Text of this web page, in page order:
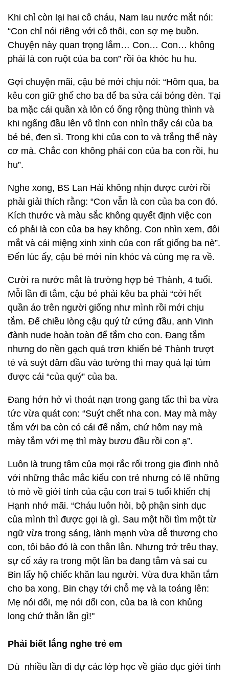
Khi chỉ còn lại hai cô cháu, Nam lau nước mắt nói:
“Con chỉ nói riêng với cô thôi, con sợ mẹ buồn.
Chuyện này quan trọng lắm… Con… Con… không
phải là con ruột của ba con” rồi òa khóc hu hu.
Gợi chuyện mãi, cậu bé mới chịu nói: “Hôm qua, ba
kêu con giữ ghế cho ba để ba sửa cái bóng đèn. Tại
ba mặc cái quần xà lỏn có ống rộng thùng thình và
khi ngẩng đầu lên vô tình con nhìn thấy cái của ba
bé bé, đen sì. Trong khi của con to và trắng thế này
cơ mà. Chắc con không phải con của ba con rồi, hu
hu”.
Nghe xong, BS Lan Hải không nhịn được cười rồi
phải giải thích rằng: “Con vẫn là con của ba con đó.
Kích thước và màu sắc không quyết định việc con
có phải là con của ba hay không. Con nhìn xem, đôi
mắt và cái miệng xinh xinh của con rất giống ba nè”.
Đến lúc ấy, cậu bé mới nín khóc và cùng mẹ ra về.
Cười ra nước mắt là trường hợp bé Thành, 4 tuổi.
Mỗi lần đi tắm, cậu bé phải kêu ba phải “cởi hết
quần áo trên người giống như mình rồi mới chịu
tắm. Để chiều lòng cậu quý tử cứng đầu, anh Vinh
đành nude hoàn toàn để tắm cho con. Đang tắm
nhưng do nền gạch quá trơn khiến bé Thành trượt
té và suýt đâm đầu vào tường thì may quá lại túm
được cái “của quý” của ba.
Đang hớn hở vì thoát nạn trong gang tấc thì ba vừa
tức vừa quát con: “Suýt chết nha con. May mà mày
tắm với ba còn có cái để nắm, chứ hôm nay mà
mày tắm với mẹ thì mày bươu đầu rồi con ạ”.
Luôn là trung tâm của mọi rắc rối trong gia đình nhỏ
với những thắc mắc kiểu con trẻ nhưng có lẽ những
tò mò về giới tính của cậu con trai 5 tuổi khiến chị
Hạnh nhớ mãi. “Cháu luôn hỏi, bộ phận sinh dục
của mình thì được gọi là gì. Sau một hồi tìm một từ
ngữ vừa trong sáng, lành mạnh vừa dễ thương cho
con, tôi bảo đó là con thằn lằn. Nhưng trớ trêu thay,
sự cố xảy ra trong một lần ba đang tắm và sai cu
Bin lấy hộ chiếc khăn lau người. Vừa đưa khăn tắm
cho ba xong, Bin chạy tới chỗ mẹ và la toáng lên:
Mẹ nói dối, mẹ nói dối con, của ba là con khủng
long chứ thằn lằn gì!"
Phải biết lắng nghe trẻ em
Dù nhiều lần đi dự các lớp học về giáo dục giới tính